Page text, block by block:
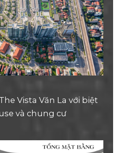
Vista Văn La với biệt
và chung cư